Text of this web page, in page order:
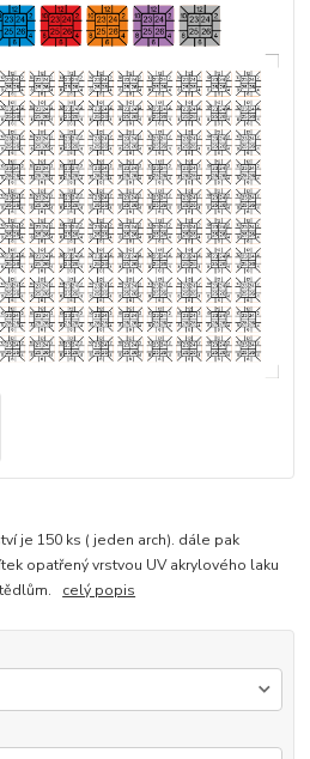
je 150 ks ( jeden arch). dále pak
opatřený vrstvou UV akrylového laku
celý popis